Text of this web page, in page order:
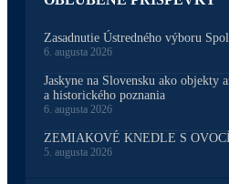
Zasadnutie Ústredného výboru
6. augusta 2026
Jaskyne na Slovensku ako objekty
a historického poznania
6. augusta 2026
ZEMIAKOVÉ KNEDLE S
5. augusta 2026